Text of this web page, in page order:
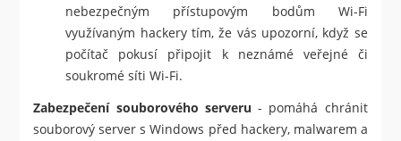
nebezpečným přístupovým bodům Wi-Fi
využívaným hackery tím, že vás upozorní, když se
počítač pokusí připojit k neznámé veřejné či
soukromé síti Wi-Fi.
Zabezpečení souborového serveru - pomáhá chránit
souborový server s Windows před hackery, malwarem a